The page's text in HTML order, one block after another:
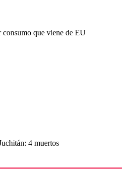
que viene de EU
4 muertos